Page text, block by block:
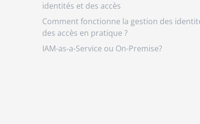
identités et des accès
Comment fonctionne la gestion des
des accès en pratique ?
IAM-as-a-Service ou On-Premise?